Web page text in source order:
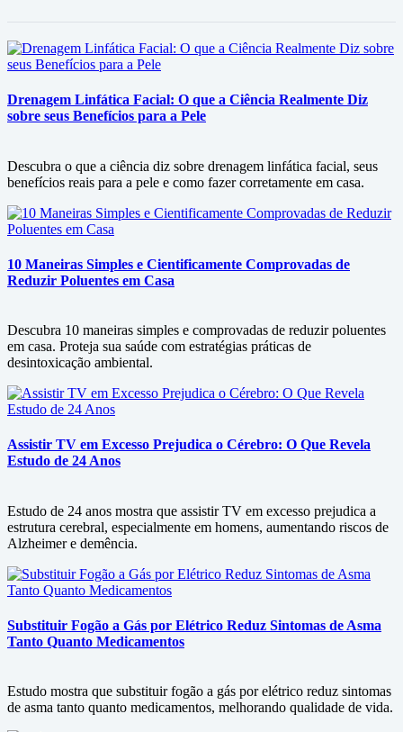
Drenagem Linfática Facial: O que a Ciência Realmente Diz
sobre seus Benefícios para a Pele
Descubra o que a ciência diz sobre drenagem linfática facial, seus
benefícios reais para a pele e como fazer corretamente em casa.
10 Maneiras Simples e Cientificamente Comprovadas de
Reduzir Poluentes em Casa
Descubra 10 maneiras simples e comprovadas de reduzir poluentes
em casa. Proteja sua saúde com estratégias práticas de
desintoxicação ambiental.
Assistir TV em Excesso Prejudica o Cérebro: O Que Revela
Estudo de 24 Anos
Estudo de 24 anos mostra que assistir TV em excesso prejudica a
estrutura cerebral, especialmente em homens, aumentando riscos de
Alzheimer e demência.
Substituir Fogão a Gás por Elétrico Reduz Sintomas de Asma
Tanto Quanto Medicamentos
Estudo mostra que substituir fogão a gás por elétrico reduz sintomas
de asma tanto quanto medicamentos, melhorando qualidade de vida.